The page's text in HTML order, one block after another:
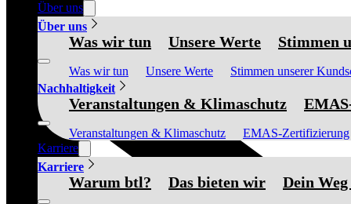
Über uns
Über uns
Was wir tun Unsere Werte Stimmen
Was wir tun Unsere Werte
Stimmen unserer
Nachhaltigkeit
Veranstaltungen & Klimaschutz
Veranstaltungen & Klimaschutz
EMAS-Zertifizierung
Karriere
Karriere
Warum btl? Das bieten wir Dein